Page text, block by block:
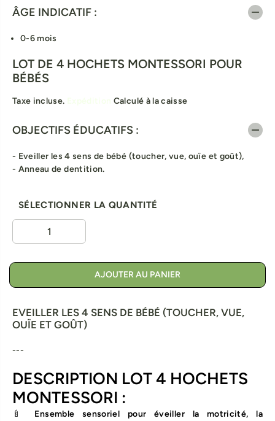
ÂGE INDICATIF :
0-6 mois
LOT DE 4 HOCHETS MONTESSORI POUR
BÉBÉS
Taxe incluse. Calculé à la caisse
OBJECTIFS ÉDUCATIFS :
- Eveiller les 4 sens de bébé (toucher, vue, ouïe et goût),
- Anneau de dentition.
SÉLECTIONNER LA QUANTITÉ
AJOUTER AU PANIER
EVEILLER LES 4 SENS DE BÉBÉ (TOUCHER, VUE,
OUÏE ET GOÛT)
---
DESCRIPTION LOT 4 HOCHETS
MONTESSORI :
🍼 Ensemble sensoriel pour éveiller la motricité, la